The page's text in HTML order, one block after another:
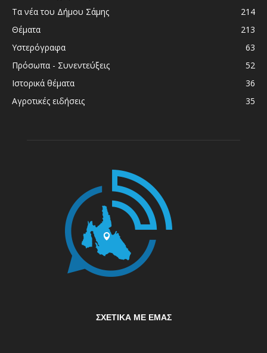
Τα νέα του Δήμου Σάμης
214
Θέματα
213
Υστερόγραφα
63
Πρόσωπα - Συνεντεύξεις
52
Ιστορικά θέματα
36
Αγροτικές ειδήσεις
35
ΣΧΕΤΙΚΆ ΜΕ ΕΜΆΣ